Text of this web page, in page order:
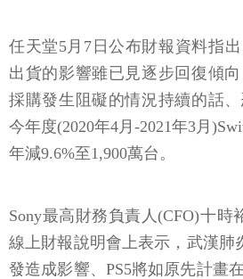
任天堂5月7日公布財報資料指出
出貨的影響雖已見逐步回復傾
採購發生阻礙的情況持續的話
今年度(2020年4月-2021年3月
年減9.6%至1,900萬台。
Sony最高財務負責人(CFO)十時
線上財報說明會上表示，武漢肺
發造成影響、PS5將如原先計畫